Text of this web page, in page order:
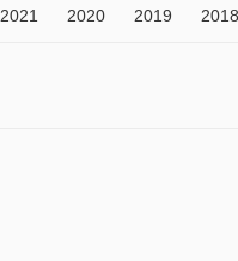
2021 2020 2019 2018